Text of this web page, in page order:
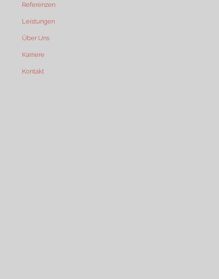
Referenzen
Leistungen
Über Uns
Karriere
Kontakt